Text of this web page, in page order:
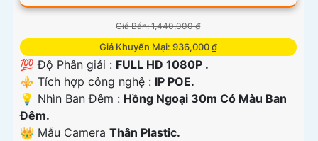
Giá Bán: 1,440,000 ₫
Giá Khuyến Mại: 936,000 ₫
💯 Độ Phân giải : FULL HD 1080P .
⚜️ Tích hợp công nghệ : IP POE.
💡 Nhìn Ban Đêm : Hồng Ngoại 30m Có Màu Ban
Ðêm.
👑 Mẫu Camera Thân Plastic.